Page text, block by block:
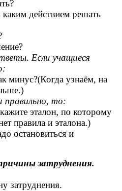
действием решать
Если учащиеся
минус?(Когда узнаём, на
правильно, то:
эталон, по которому
правила и эталона.)
остановиться и
затруднения.
затруднения.